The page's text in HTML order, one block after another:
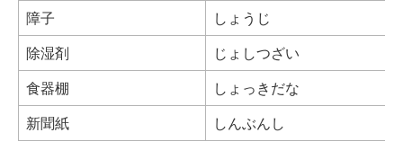
障子
しょうじ
除湿剤
じょしつざい
食器棚
しょっきだな
新聞紙
しんぶんし